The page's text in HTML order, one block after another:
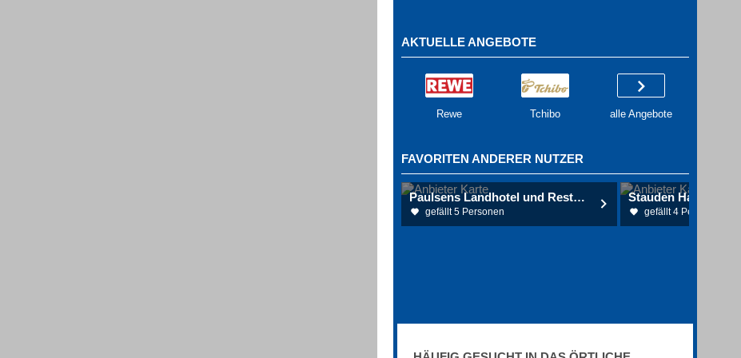
AKTUELLE ANGEBOTE
Rewe Tchibo alle Angebote
FAVORITEN ANDERER NUTZER
Paulsens Landhotel und Restaurant
gefällt 5 Personen gefällt 4 Personen